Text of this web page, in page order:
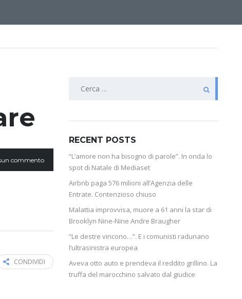
commento
CONDIVIDI
RECENT POSTS
“L’amore non ha bisogno di parole”. In onda lo
spot di Natale di Mediaset
Airbnb paga 576 milioni all’Agenzia delle
Entrate. Contenzioso chiuso
Malattia improvvisa, muore a 61 anni la star di
Brooklyn Nine-Nine Andre Braugher
“Le destre vincono…”. E i comunisti radunano
l’ultrasinistra europea
Aveva otto auto e prendeva il reddito grillino. La
truffa del marocchino salvato dal giudice